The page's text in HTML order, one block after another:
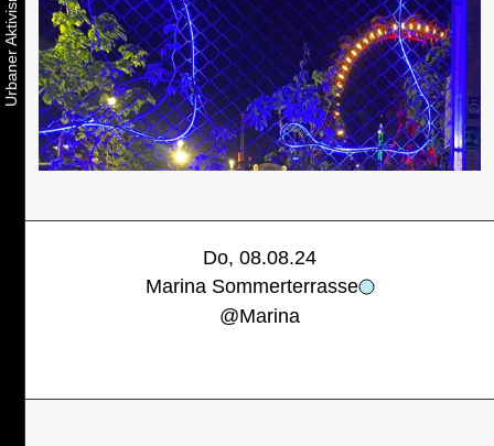
Do, 08.08.24
Marina Sommerterrasse
@Marina